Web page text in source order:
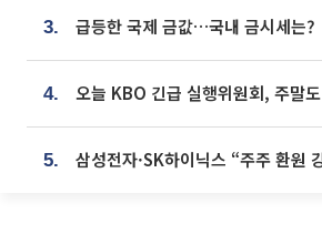
3. 급등한 국제 금값…국내 금시세는?
4. 오늘 KBO 긴급 실행위원회, 주말
5. 삼성전자·SK하이닉스 “주주 환원